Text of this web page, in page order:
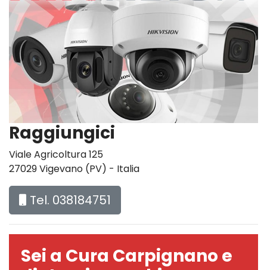
Raggiungici
Viale Agricoltura 125
27029 Vigevano (PV) - Italia
Tel. 038184751
Sei a Cura Carpignano e